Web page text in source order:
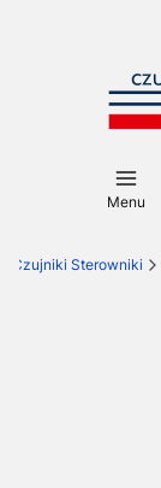
Menu
Czujniki Sterowniki